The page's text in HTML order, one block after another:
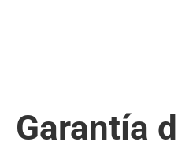
Garantía